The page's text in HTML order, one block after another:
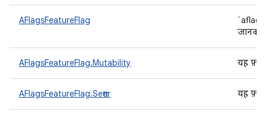
AFlagsFeatureFlag
AFlagsFeatureFlag.Mutability यह
AFlagsFeatureFlag.Setter यह